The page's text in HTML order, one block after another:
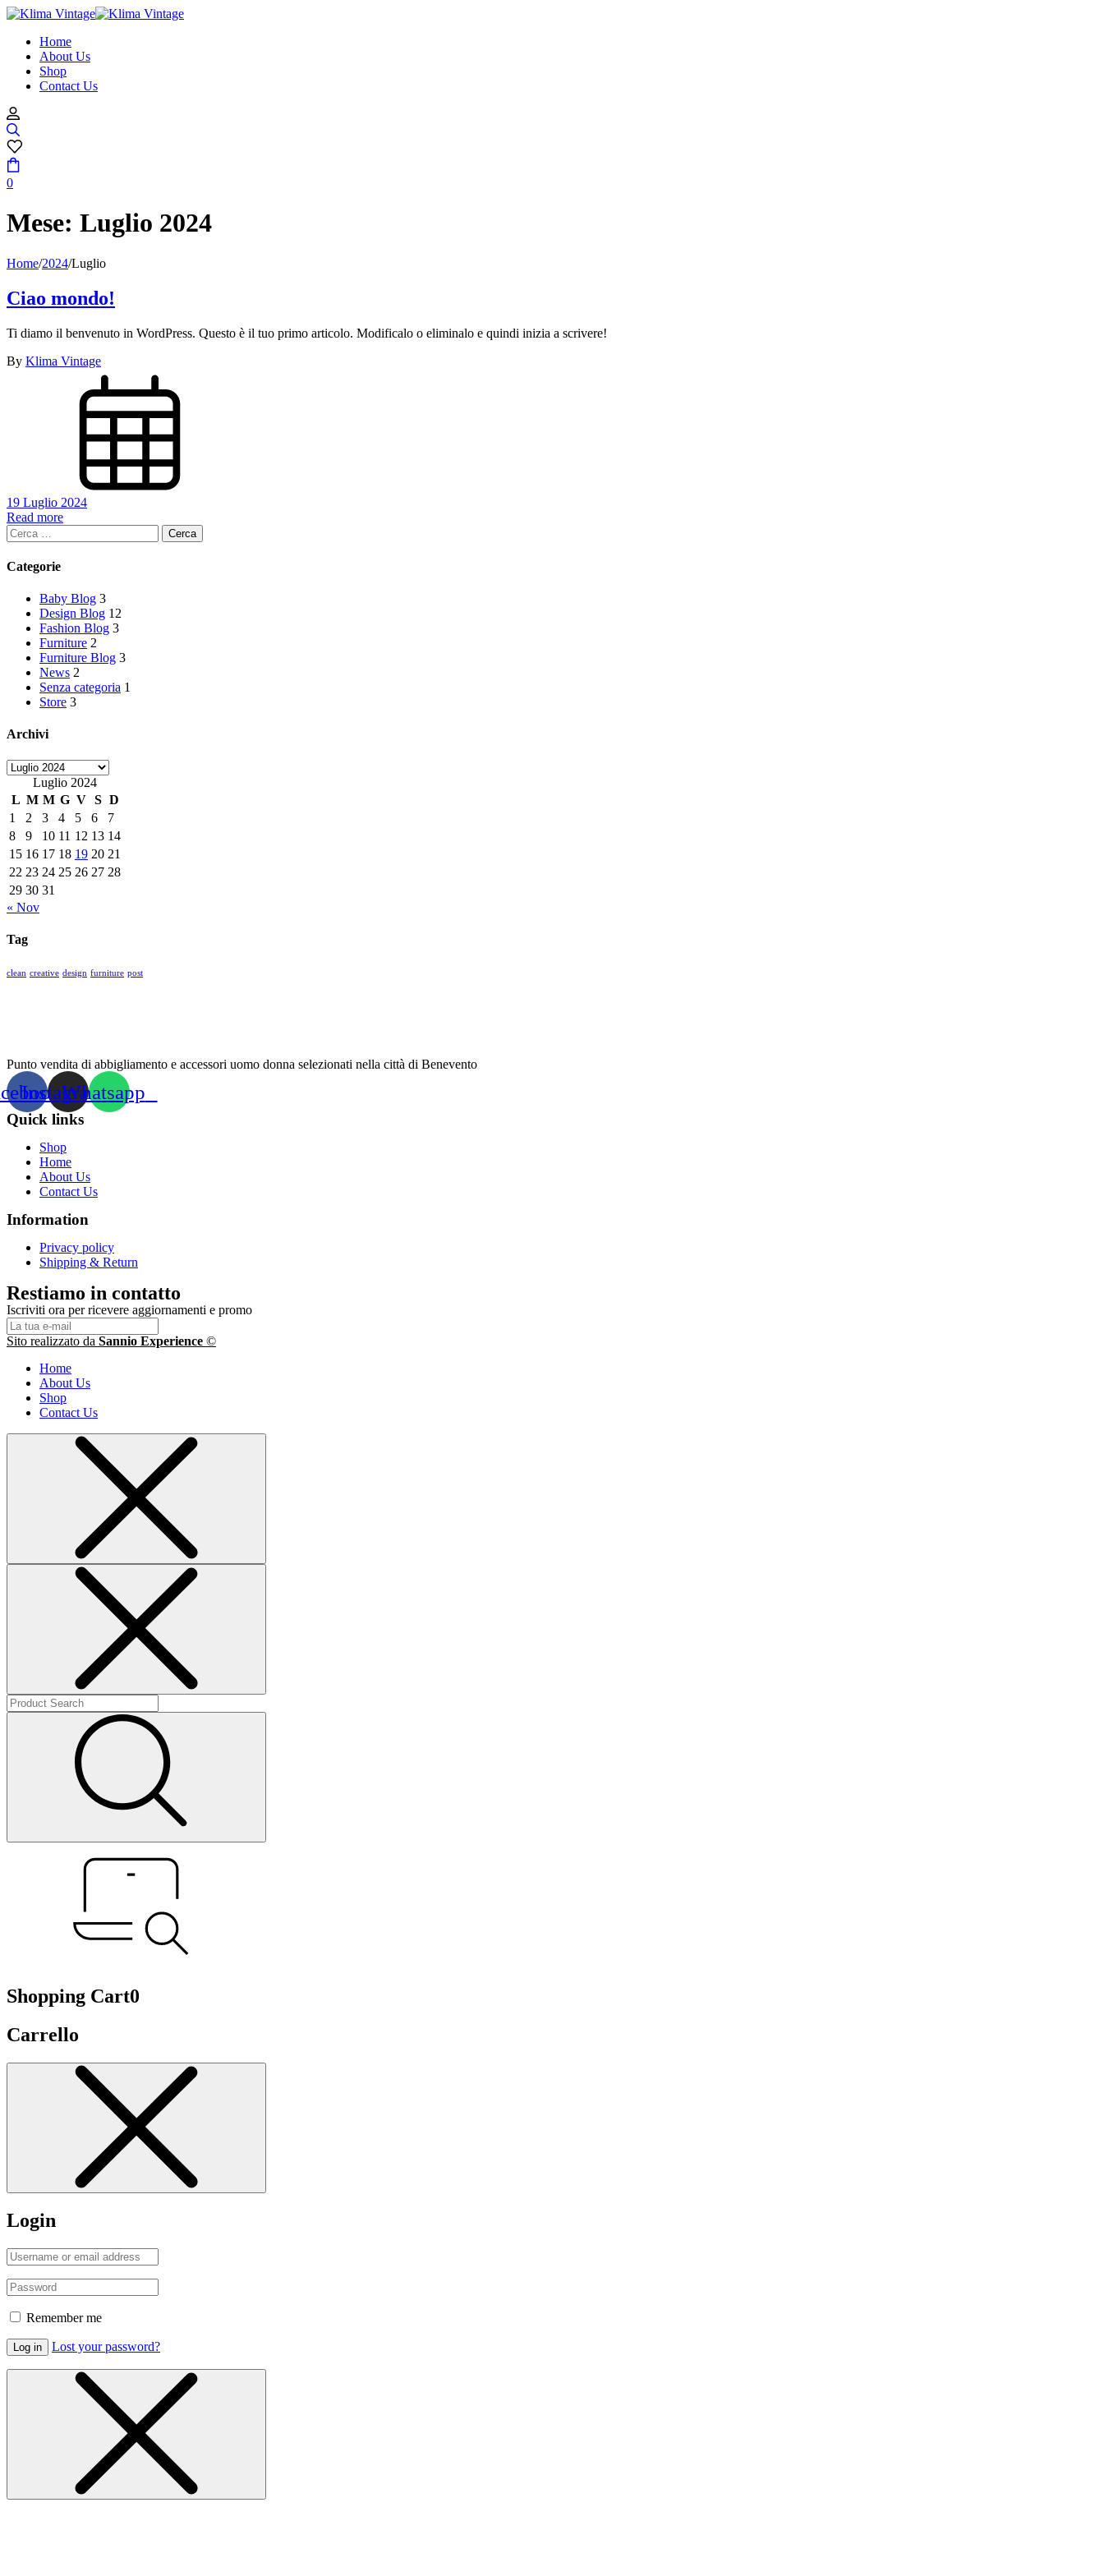
Home
About Us
Shop
Contact Us
0
Mese: Luglio 2024
Home/2024/Luglio
Ciao mondo!
Ti diamo il benvenuto in WordPress. Questo è il tuo primo articolo. Modificalo o eliminalo e quindi inizia a scrivere!
By Klima Vintage
19 Luglio 2024
Read more
Ricerca
per:
Categorie
Baby Blog 3
Design Blog 12
Fashion Blog 3
Furniture 2
Furniture Blog 3
News 2
Senza categoria 1
Store 3
Archivi
Archivi
Luglio 2024
L M M G V S D
1
2 3 4 5 6
7
8
9 10 11 12 13 14
15 16 17 18 19 20 21
22 23 24 25 26 27 28
29 30 31
« Nov
Tag
clean creative design furniture post
Punto vendita di abbigliamento e accessori uomo donna selezionati nella città di Benevento
InstagramWhatsapp
Quick links
Shop
Home
About Us
Contact Us
Information
Privacy policy
Shipping & Return
Restiamo in contatto
Iscriviti ora per ricevere aggiornamenti e promo
Sito realizzato da Sannio Experience ©
Home
About Us
Shop
Contact Us
Shopping Cart0
Carrello
Login
Remember me
Log in Lost your password?